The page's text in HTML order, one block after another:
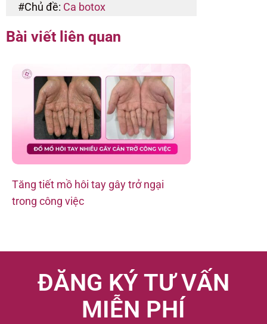
#Chủ đề: Ca botox
Bài viết liên quan
Tăng tiết mồ hôi tay gây trở ngại
trong công việc
ĐĂNG KÝ TƯ VẤN
MIỄN PHÍ